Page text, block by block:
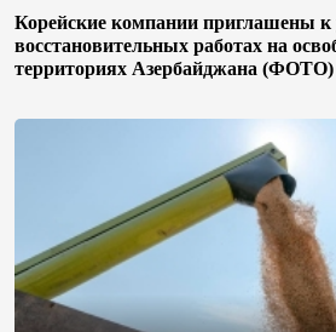
Корейские компании приглашены к
восстановительных работах на
территориях Азербайджана (ФОТО)